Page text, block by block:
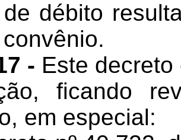
débito
- Este
ficando
em especial: